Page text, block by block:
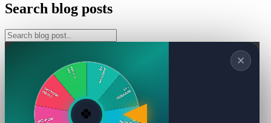
Search blog posts
✕
🍀